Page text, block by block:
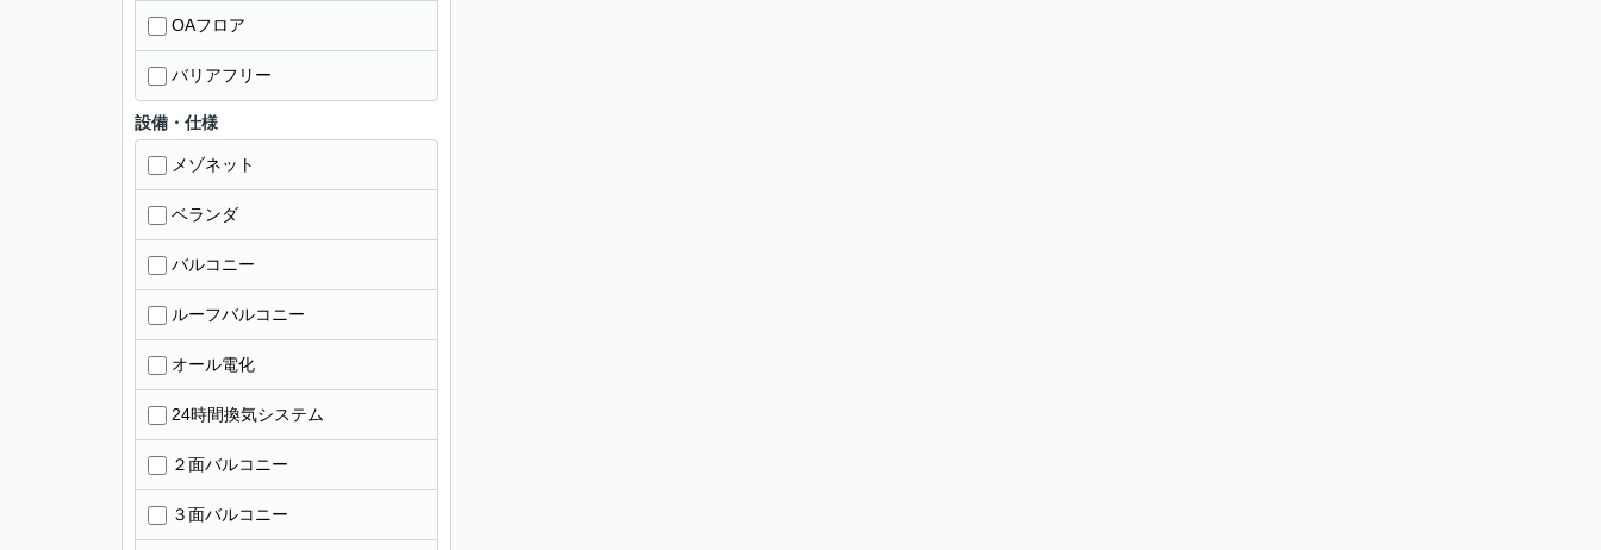
OAフロア
バリアフリー
設備・仕様
メゾネット
ベランダ
バルコニー
ルーフバルコニー
オール電化
24時間換気システム
２面バルコニー
３面バルコニー